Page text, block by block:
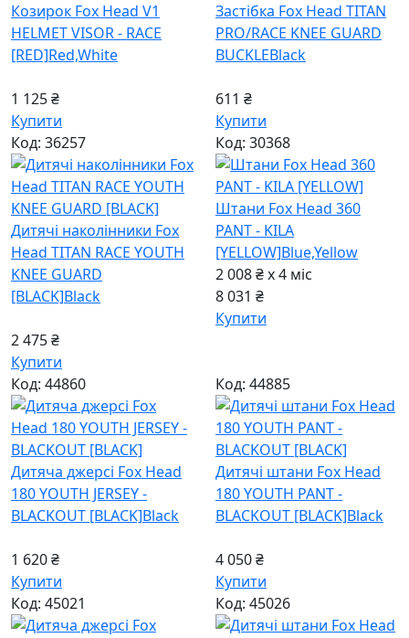
Козирок Fox Head V1
HELMET VISOR - RACE
[RED]Red,White
1 125 ₴
Купити
Застібка Fox Head TITAN
PRO/RACE KNEE GUARD
BUCKLEBlack
611 ₴
Купити
Код: 36257
Дитячі наколінники Fox
Head TITAN RACE YOUTH
KNEE GUARD
[BLACK]Black
2 475 ₴
Купити
Код: 30368
Штани Fox Head 360
PANT - KILA
[YELLOW]Blue,Yellow
2 008 ₴ x 4 міс
8 031 ₴
Купити
Код: 44860
Дитяча джерсі Fox Head
180 YOUTH JERSEY -
BLACKOUT [BLACK]Black
1 620 ₴
Купити
Код: 44885
Дитячі штани Fox Head
180 YOUTH PANT -
BLACKOUT [BLACK]Black
4 050 ₴
Купити
Код: 45021
Код: 45026